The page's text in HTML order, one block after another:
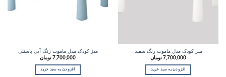
میز کودک مدل ماموت رنگ سفید
7,700,000 تومان
افزودن به سبد خرید
میز کودک مدل ماموت رنگ آبی پاستلی
7,700,000 تومان
افزودن به سبد خرید